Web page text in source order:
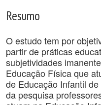
Resumo
O estudo tem por
partir de práticas
subjetividades
Educação Física que
de Educação Infantil
da pesquisa